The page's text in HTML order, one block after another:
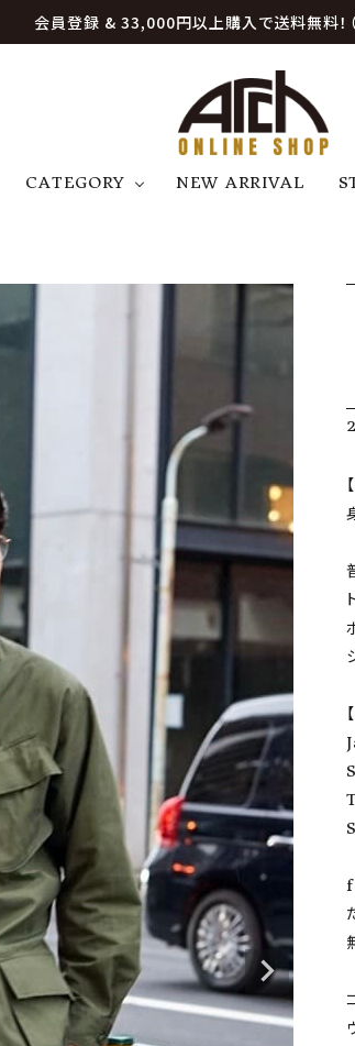
会員登録 & 33,000円以上購入で送料無料！
アーチサッポロ
ミカ アストールフレックス アーツア
CATEGORY
帽子
アクセサリー
NEW ARRIVAL